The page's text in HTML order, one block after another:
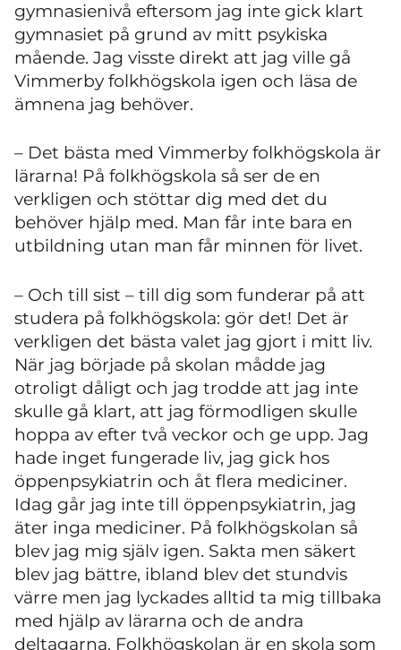
gymnasienivå eftersom jag inte gick klart
gymnasiet på grund av mitt psykiska
mående. Jag visste direkt att jag ville gå
Vimmerby folkhögskola igen och läsa de
ämnena jag behöver.
– Det bästa med Vimmerby folkhögskola är
lärarna! På folkhögskola så ser de en
verkligen och stöttar dig med det du
behöver hjälp med. Man får inte bara en
utbildning utan man får minnen för livet.
– Och till sist – till dig som funderar på att
studera på folkhögskola: gör det! Det är
verkligen det bästa valet jag gjort i mitt liv.
När jag började på skolan mådde jag
otroligt dåligt och jag trodde att jag inte
skulle gå klart, att jag förmodligen skulle
hoppa av efter två veckor och ge upp. Jag
hade inget fungerade liv, jag gick hos
öppenpsykiatrin och åt flera mediciner.
Idag går jag inte till öppenpsykiatrin, jag
äter inga mediciner. På folkhögskolan så
blev jag mig själv igen. Sakta men säkert
blev jag bättre, ibland blev det stundvis
värre men jag lyckades alltid ta mig tillbaka
med hjälp av lärarna och de andra
deltagarna. Folkhögskolan är en skola som